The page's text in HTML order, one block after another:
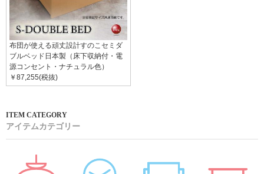
布団が使える頑丈設計すのこセミダ
ブルベッド日本製（床下収納付・電
源コンセント・ナチュラル色）
￥87,255(税抜)
アイテムカテゴリー